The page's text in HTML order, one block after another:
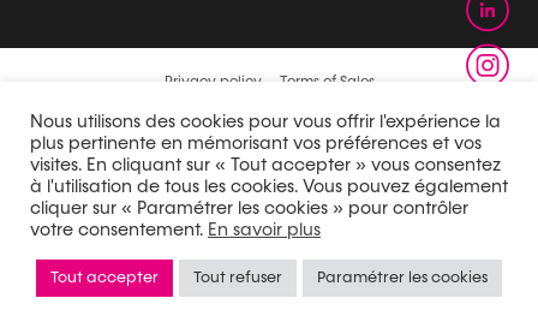
Privacy policy Terms of Sales
Site map Legal information Réalisation : Definima
Nous utilisons des cookies pour vous offrir l'expérience la
plus pertinente en mémorisant vos préférences et vos
visites. En cliquant sur « Tout accepter » vous consentez
à l'utilisation de tous les cookies. Vous pouvez également
cliquer sur « Paramétrer les cookies » pour contrôler
votre consentement. En savoir plus
Tout accepter Tout refuser Paramétrer les cookies